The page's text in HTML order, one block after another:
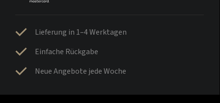
Lieferung in 1–4 Werktagen
Einfache Rückgabe
Neue Angebote jede Woche